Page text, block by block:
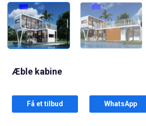
Æble kabine
Få et tilbud WhatsApp